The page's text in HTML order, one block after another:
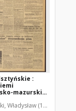
Włodzimierz
:
mazurskiej,
Władysław (1922-2001).